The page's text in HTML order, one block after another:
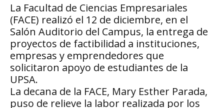
La Facultad de Ciencias Empresariales
(FACE) realizó el 12 de diciembre, en el
Salón Auditorio del Campus, la entrega de
proyectos de factibilidad a instituciones,
empresas y emprendedores que
solicitaron apoyo de estudiantes de la
UPSA.
La decana de la FACE, Mary Esther Parada,
puso de relieve la labor realizada por los